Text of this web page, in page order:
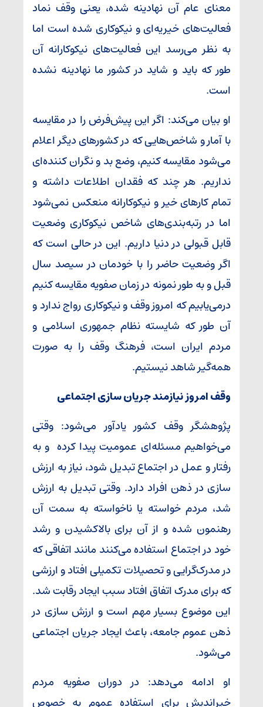
معنای عام آن نهادینه شده، یعنی وقف نماد
فعالیت‌های خیریه‌ای و نیکوکاری شده است اما
به نظر می‌رسد این فعالیت‌های نیکوکارانه آن
طور که باید و شاید در کشور ما نهادینه نشده
است.
او بیان می‌کند: اگر این پیش‌فرض را در مقایسه
با آمار و شاخص‌هایی که در کشورهای دیگر اعلام
می‌شود مقایسه کنیم، وضع بد و نگران کننده‌ای
نداریم. هر چند که فقدان اطلاعات داشته و
تمام کارهای خیر و نیکوکارانه منعکس نمی‌شود
اما در رتبه‌بندی‌های شاخص نیکوکاری وضعیت
قابل قبولی در دنیا داریم. این در حالی است که
اگر وضعیت حاضر را با خودمان در سیصد سال
قبل و به طور نمونه در زمان صفویه مقایسه کنیم
درمی‌یابیم که امروز وقف و نیکوکاری رواج ندارد و
آن طور که شایسته نظام جمهوری اسلامی و
مردم ایران است، فرهنگ وقف را به صورت
همه‌گیر شاهد نیستیم.
وقف امروز نیازمند جریان سازی اجتماعی
پژوهشگر وقف کشور یادآور می‌شود: وقتی
می‌خواهیم مسئله‌ای عمومیت پیدا کرده و به
رفتار و عمل در اجتماع تبدیل شود، نیاز به ارزش
سازی در ذهن افراد دارد. وقتی تبدیل به ارزش
شد، مردم خواسته یا ناخواسته به سمت آن
رهنمون شده و از آن برای بالاکشیدن و رشد
خود در اجتماع استفاده می‌کنند مانند اتفاقی که
در مدرک‌گرایی و تحصیلات تکمیلی افتاد و ارزشی
که برای مدرک اتفاق افتاد سبب ایجاد رقابت شد.
این موضوع بسیار مهم است و ارزش سازی در
ذهن عموم جامعه، باعث ایجاد جریان اجتماعی
می‌شود.
او ادامه می‌دهد: در دوران صفویه مردم
خیراندیش برای استفاده عموم به خصوص